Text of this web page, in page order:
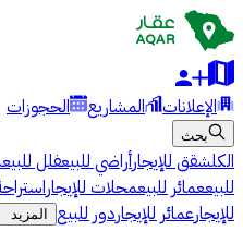
الإعلانات المشاريع الحجوزات
بحث
الكلشقق للإيجارأراضي للبيعفلل للبيع
للبيععمائر للبيعمحلات للإيجار
للإيجارعمائر للإيجاردور للبيع المزيد